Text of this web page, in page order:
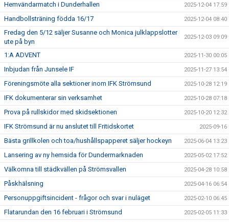
Hemvändarmatch i Dunderhallen 2025-12-04 17:59
Handbollsträning födda 16/17 2025-12-04 08:40
Fredag den 5/12 säljer Susanne och Monica julklappslotter
ute på byn
2025-12-03 09:09
1:A ADVENT 2025-11-30 00:05
Inbjudan från Junsele IF 2025-11-27 13:54
Föreningsmöte alla sektioner inom IFK Strömsund 2025-10-28 12:19
IFK dokumenterar sin verksamhet 2025-10-28 07:18
Prova på rullskidor med skidsektionen 2025-10-20 12:32
IFK Strömsund är nu anslutet till Fritidskortet 2025-09-16
Bästa grillkolen och toa/hushållspapperet säljer hockeyn 2025-06-04 13:23
Lansering av ny hemsida för Dundermarknaden 2025-05-02 17:52
Välkomna till städkvällen på Strömsvallen 2025-04-28 10:58
Påskhälsning 2025-04-16 06:54
Personuppgiftsincident - frågor och svar i nuläget 2025-02-10 06:45
Flatarundan den 16 februari i Strömsund 2025-02-05 11:33